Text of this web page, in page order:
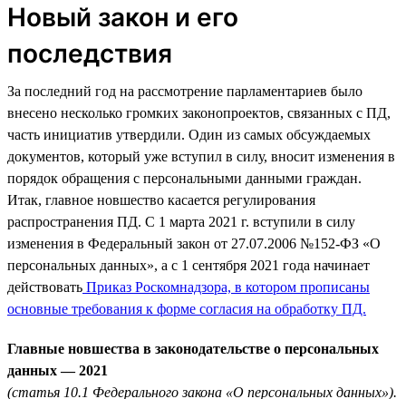
Новый закон и его
последствия
За последний год на рассмотрение парламентариев было
внесено несколько громких законопроектов, связанных с ПД,
часть инициатив утвердили. Один из самых обсуждаемых
документов, который уже вступил в силу, вносит изменения в
порядок обращения с персональными данными граждан.
Итак, главное новшество касается регулирования
распространения ПД. С 1 марта 2021 г. вступили в силу
изменения в Федеральный закон от 27.07.2006 №152-ФЗ «О
персональных данных», а с 1 сентября 2021 года начинает
действовать Приказ Роскомнадзора, в котором прописаны
основные требования к форме согласия на обработку ПД.
Главные новшества в законодательстве о персональных
данных — 2021
(статья 10.1 Федерального закона «О персональных данных»).